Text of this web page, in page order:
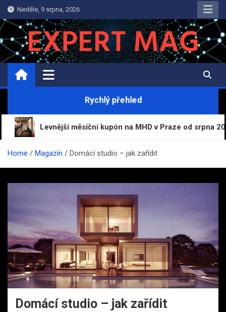
Skip
to
content
Neděle, 9 srpna, 2026
ExpertMag.cz
Magazín informací a zpravodajství
Rychlý přehled
měsíční kupón na MHD v Praze od srpna 2026 za 165 korun
Home Magazín Domácí studio – jak zařídit
Domácí studio – jak zařídit